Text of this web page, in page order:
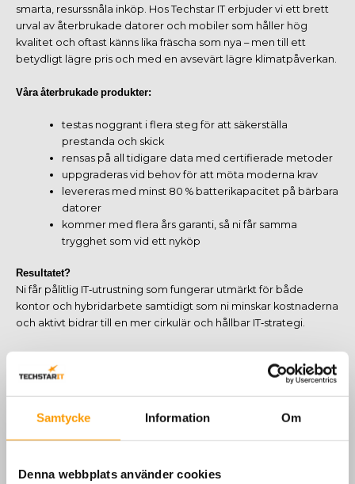
Samtycke Information Om
Denna webbplats använder cookies
smarta, resurssnåla inköp. Hos Techstar IT erbjuder vi ett brett
urval av återbrukade datorer och mobiler som håller hög
kvalitet och oftast känns lika fräscha som nya – men till ett
betydligt lägre pris och med en avsevärt lägre klimatpåverkan.
Våra återbrukade produkter:
testas noggrant i flera steg för att säkerställa
prestanda och skick
rensas på all tidigare data med certifierade metoder
uppgraderas vid behov för att möta moderna krav
levereras med minst 80 % batterikapacitet på bärbara
datorer
kommer med flera års garanti, så ni får samma
trygghet som vid ett nyköp
Resultatet?
Ni får pålitlig IT‑utrustning som fungerar utmärkt för både
kontor och hybridarbete samtidigt som ni minskar kostnaderna
och aktivt bidrar till en mer cirkulär och hållbar IT‑strategi.
återvinna och ta tillvara gammal utrustning till att välja rätt
återbrukad eller klimatsmart hårdvara när det är dags att köpa
användarbeteenden guidar vi dig till lösningar som minskar